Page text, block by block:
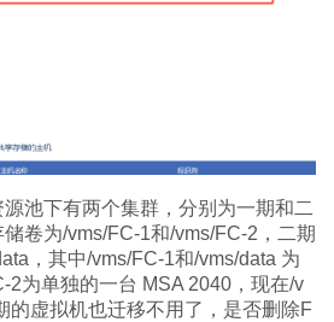
池下有两个集群，分别为一期和二
卷为/vms/FC-1和/vms/FC-2，二期
，其中/vms/FC-1和/vms/data 为
2为单独的一台 MSA 2040，现在/v
的虚拟机也迁移不用了，是否删除F